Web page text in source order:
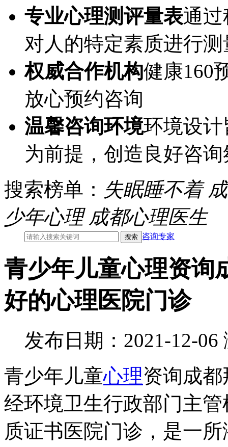
专业心理测评量表通
对人的特定素质进行
权威合作机构健康160
放心预约咨询
温馨咨询环境环境设
为前提，创造良好咨
搜索榜单： 失眠睡不着
少年心理 成都心理医生
咨询专家
青少年儿童心理资询
好的心理医院门诊
发布日期：2021-12-06
青少年儿童心理资询成
经环境卫生行政部门主
质证书医院门诊，是一